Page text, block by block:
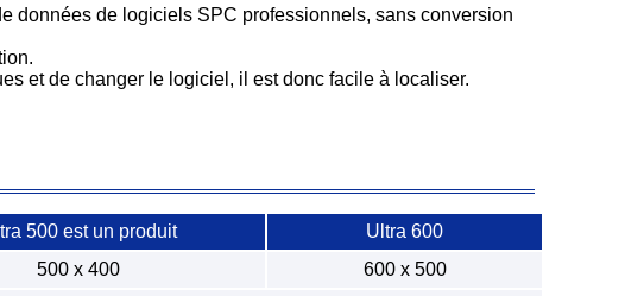
données de logiciels SPC professionnels, sans conversion
et de changer le logiciel, il est donc facile à localiser.
500 est un produit
Ultra 600
500 x 400
600 x 500